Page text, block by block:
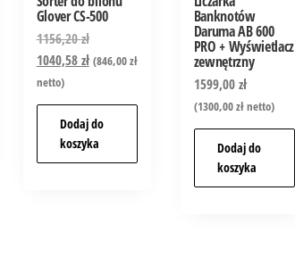
Glover CS-500
1156,20zł
1040,58zł (846,00zł
netto)
Dodaj do
koszyka
Banknotów
Daruma AB 600
PRO + Wyświetlacz
zewnętrzny
1599,00zł
(1300,00złnetto)
Dodaj do
koszyka